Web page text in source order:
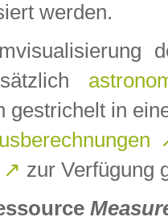
werden.
gestrichelt in
↗ zur Verfügung